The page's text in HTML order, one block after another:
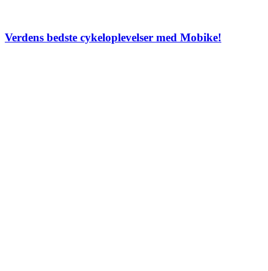
Verdens bedste cykeloplevelser med Mobike!